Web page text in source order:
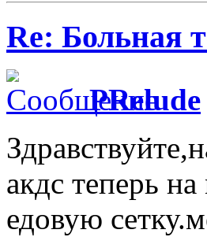
Re: Больная
PRelude
акдс теперь
едовую